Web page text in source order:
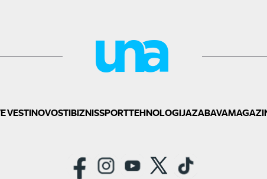
VESTINOVOSTIBIZNISSPORTTEHNOLOGIJAZABAVA